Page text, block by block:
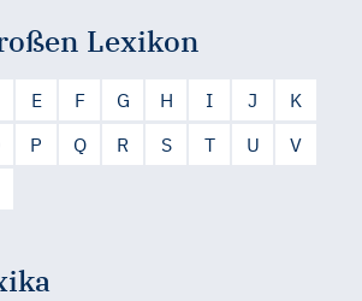
Lexikon
E F G H I J
K
P Q R S T U
V